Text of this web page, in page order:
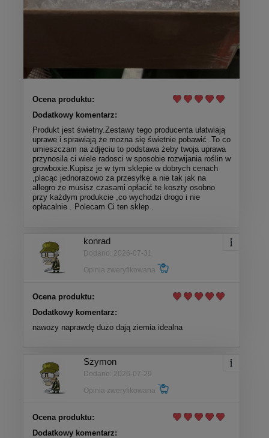
Ocena produktu:
Dodatkowy komentarz:
Produkt jest świetny.Zestawy tego producenta ułatwiają
uprawe i sprawiają że mozna się świetnie pobawić .To co
umieszczam na zdjęciu to podstawa żeby twoja uprawa
przynosila ci wiele radosci w sposobie rozwijania roślin w
growboxie.Kupisz je w tym sklepie w dobrych cenach
,placąc jednorazowo za przesyłkę a nie tak jak na
allegro że musisz czasami opłacić te koszty osobno
przy każdym produkcie ,co wychodzi drogo i nie
opłacalnie . Polecam Ci ten sklep .
konrad
Dodano: 2026-07-31
Opinia zweryfikowana
Ocena produktu:
Dodatkowy komentarz:
nawozy naprawdę dużo dają ziemia idealna
Szymon
Dodano: 2026-07-29
Opinia zweryfikowana
Ocena produktu:
Dodatkowy komentarz: